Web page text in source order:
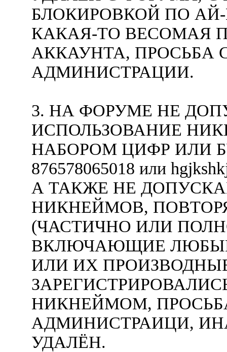
БЛОКИРОВКОЙ ПО
КАКАЯ-ТО ВЕСОМАЯ
АККАУНТА, ПРОСЬБА
АДМИНИСТРАЦИИ.
3. НА ФОРУМЕ НЕ
ИСПОЛЬЗОВАНИЕ
НАБОРОМ ЦИФР ИЛИ
876578065018 или
А ТАКЖЕ НЕ
НИКНЕЙМОВ,
(ЧАСТИЧНО ИЛИ
ВКЛЮЧАЮЩИЕ
ИЛИ ИХ
НИКНЕЙМОМ,
АДМИНИСТРАИЦИ,
УДАЛЁН.